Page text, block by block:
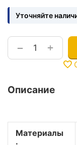
Уточняйте
+
−
Описание
Материалы